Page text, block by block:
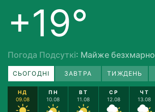
+19°
Погода Подсуткі: Майже безхмарно
СЬОГОДНІ ЗАВТРА ТИЖДЕНЬ
НД
09.08
ПН
10.08
ВТ
11.08
СР
12.08
ЧТ
13.08